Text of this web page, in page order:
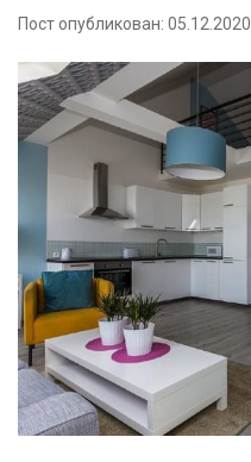
Пост опубликован: 05.12.2020